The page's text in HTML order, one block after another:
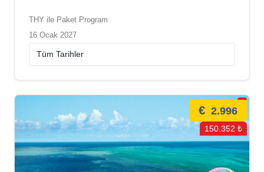
THY ile Paket Program
16 Ocak 2027
€ 2.996
150.352 ₺